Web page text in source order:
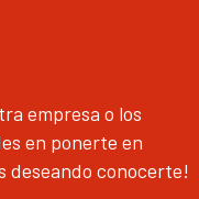
empresa o los
en ponerte en
deseando conocerte!